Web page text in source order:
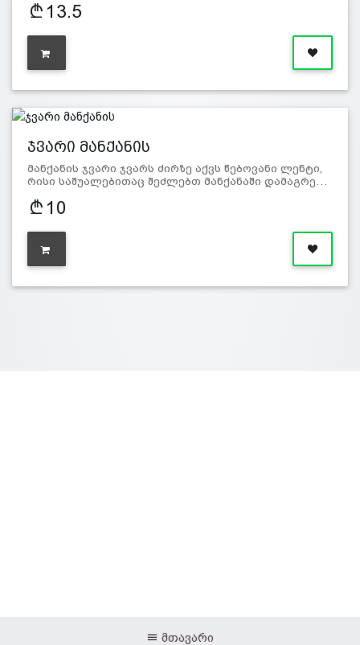
13.5
ჯვარი მანქანის
მანქანის ჯვარი ჯვარს ძირზე აქვს წებოვანი ლენტი,
რისი საშუალებითაც შეძლებთ მანქანაში დამაგრე…
10
მთავარი